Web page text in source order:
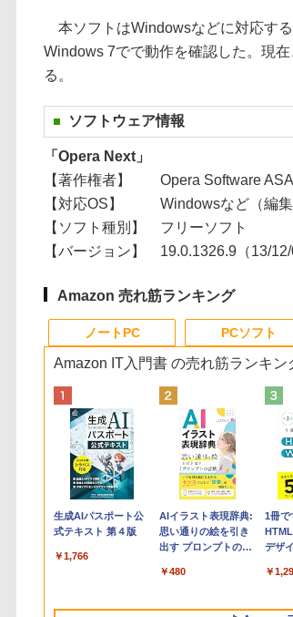
本ソフトはWindowsなどに対応す
Windows 7でで動作を確認した。現
る。
ソフトウェア情報
「Opera Next」
【著作権者】
Opera Software ASA
【対応OS】
Windowsなど（編
【ソフト種別】
フリーソフト
【バージョン】
19.0.1326.9（13/12/
Amazon 売れ筋ランキング
ノートPC
Apple 2026
MacBook Neo A18
ンチノートブック：
設計、Liquid Retina
tomtoc 360°保護
15.6 16インチ パソコ
ンケース Dell NEC
dynabook Lenovo
￥2,952
ップ
￥
PCソフト
Robloxギフトカード
- 800 Robux 【限定
を含む】 【オンライ
インコード版
Robloxギフトカード
- 1000 Robux 【限定
バーチャルアイテム
ンゲームコード】 ロ
ンコード版
￥1,600
2024(
版
￥
Amazon IT入門書 の売れ筋ランキン
生成AIパスポート公
式テキスト 第４版
￥1,766
AIイラスト表現辞典:
思い通りの絵を引き
出す プロンプトの言
ズ (はぴーイラスト
￥480
1冊で
デザ
￥